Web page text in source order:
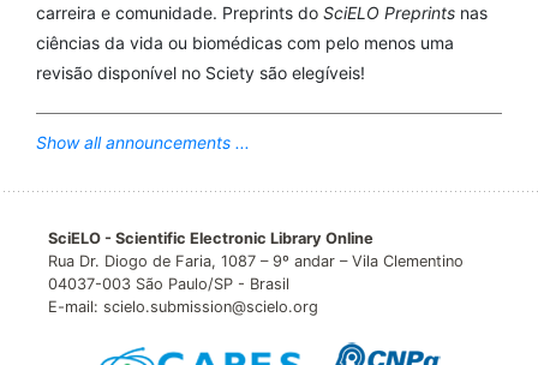
carreira e comunidade. Preprints do SciELO Preprints nas
ciências da vida ou biomédicas com pelo menos uma
revisão disponível no Sciety são elegíveis!
Show all announcements ...
SciELO - Scientific Electronic Library Online
Rua Dr. Diogo de Faria, 1087 – 9º andar – Vila Clementino
04037-003 São Paulo/SP - Brasil
E-mail: scielo.submission@scielo.org